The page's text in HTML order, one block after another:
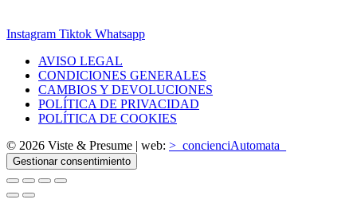
Instagram Tiktok Whatsapp
AVISO LEGAL
CONDICIONES GENERALES
CAMBIOS Y DEVOLUCIONES
POLÍTICA DE PRIVACIDAD
POLÍTICA DE COOKIES
© 2026 Viste & Presume | web: >_concienciAutomata_
Gestionar consentimiento